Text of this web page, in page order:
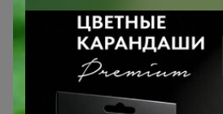
Как здесь все устроено?
Как сделать заказ?